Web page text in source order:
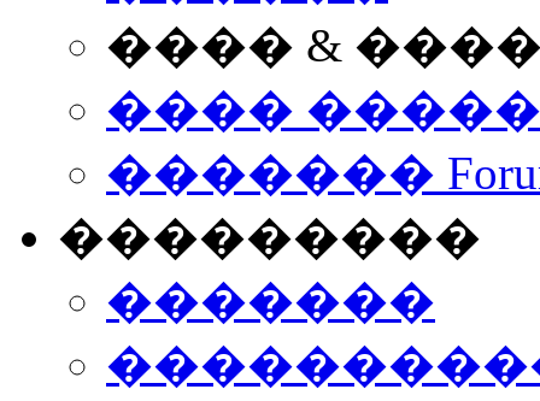
���� &
����
�������
���������
�������